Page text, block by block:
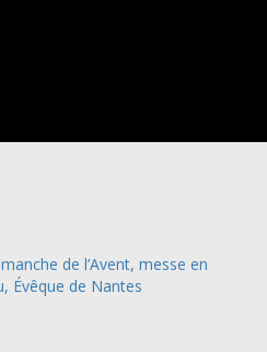
de l’Avent, messe en
Évêque de Nantes